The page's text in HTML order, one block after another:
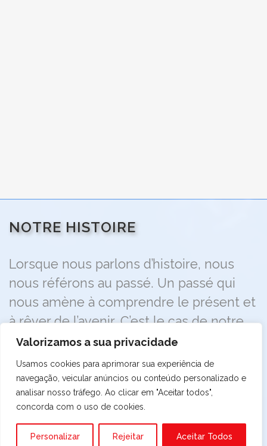
Valorizamos a sua privacidade
Usamos cookies para aprimorar sua experiência de
navegação, veicular anúncios ou conteúdo personalizado e
analisar nosso tráfego. Ao clicar em "Aceitar todos",
concorda com o uso de cookies.
Personalizar Rejeitar Aceitar Todos
NOTRE HISTOIRE
Lorsque nous parlons d’histoire, nous
nous référons au passé. Un passé qui
nous amène à comprendre le présent et
à rêver de l’avenir. C’est le cas de notre
trajectoire réussie, construite au fil des
ans, résultat de la capacité de travail, de
la stratégie et de la vision que nous
avons toujours mis un point d’honneur à
proches.